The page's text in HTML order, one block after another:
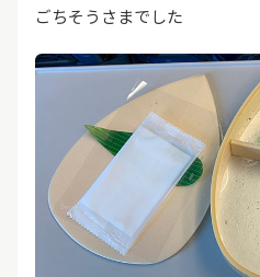
ごちそうさまでした